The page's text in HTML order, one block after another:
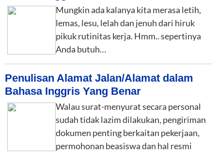
Mungkin ada kalanya kita merasa letih,
lemas, lesu, lelah dan jenuh dari hiruk
pikuk rutinitas kerja. Hmm.. sepertinya
Anda butuh…
Penulisan Alamat Jalan/Alamat dalam
Bahasa Inggris Yang Benar
Walau surat-menyurat secara personal
sudah tidak lazim dilakukan, pengiriman
dokumen penting berkaitan pekerjaan,
permohonan beasiswa dan hal resmi